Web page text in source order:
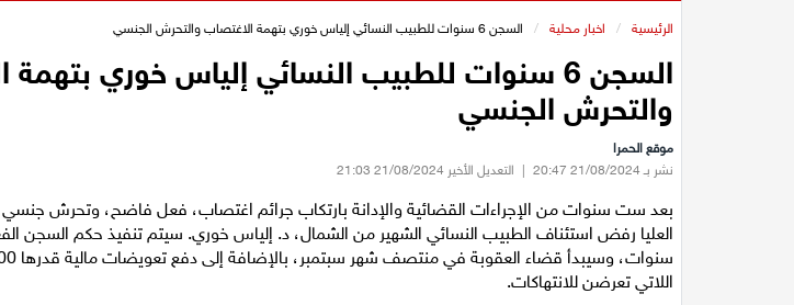
الرئيسية / اخبار محلية / السجن 6 سنوات للطبيب النسائي إلياس خوري بتهمة الاغتصاب والتحرش الجنسي
السجن 6 سنوات للطبيب النسائي إلياس خوري
والتحرش الجنسي
موقع الحمرا
نشر بـ 21/08/2024 20:47
| التعديل الأخير 21/08/2024 21:03
بعد ست سنوات من الإجراءات القضائية والإدانة بارتكاب جرائم اغتصاب، فعل فاضح، وتحرش
اللاتي تعرضن للانتهاكات.